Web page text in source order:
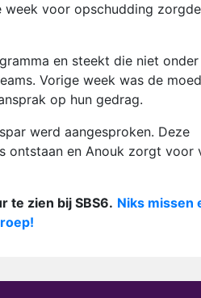
week voor opschudding
en steekt die niet onder
Vorige week was de
op hun gedrag.
werd aangesproken. Deze
ontstaan en Anouk zorgt voor
te zien bij SBS6. Niks missen